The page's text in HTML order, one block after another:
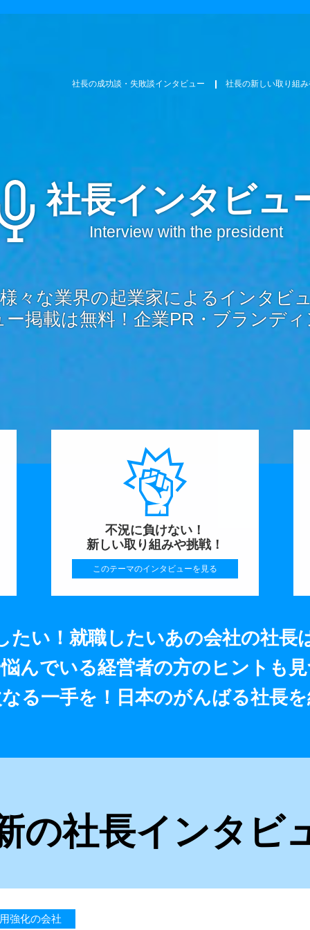
社長の成功談・失敗談インタビュー 社長の新しい取り組
社長インタビュ
Interview with the president
々な業界の起業家によるインタビ
掲載は無料！企業PR・ブランデ
不況に負けない！
新しい取り組みや挑戦！
このテーマのインタビューを見る
たい！就職したいあの会社の社長
んでいる経営者の方のヒントも
る一手を！日本のがんばる社長
の社長インタビ
強化の会社